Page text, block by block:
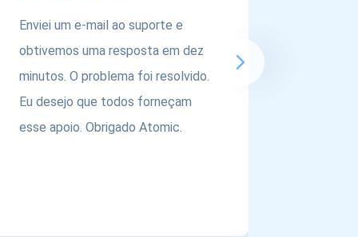
Enviei um e-mail ao suporte e
obtivemos uma resposta em dez
minutos. O problema foi resolvido.
Eu desejo que todos forneçam
esse apoio. Obrigado Atomic.